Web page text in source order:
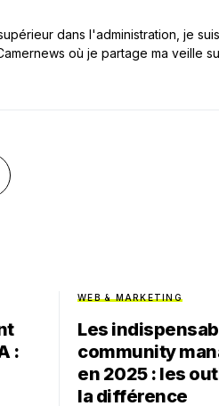
dans l'administration, je suis
où je partage ma veille
:
WEB & MARKETING
Les
community
en 2025 : les
la différence